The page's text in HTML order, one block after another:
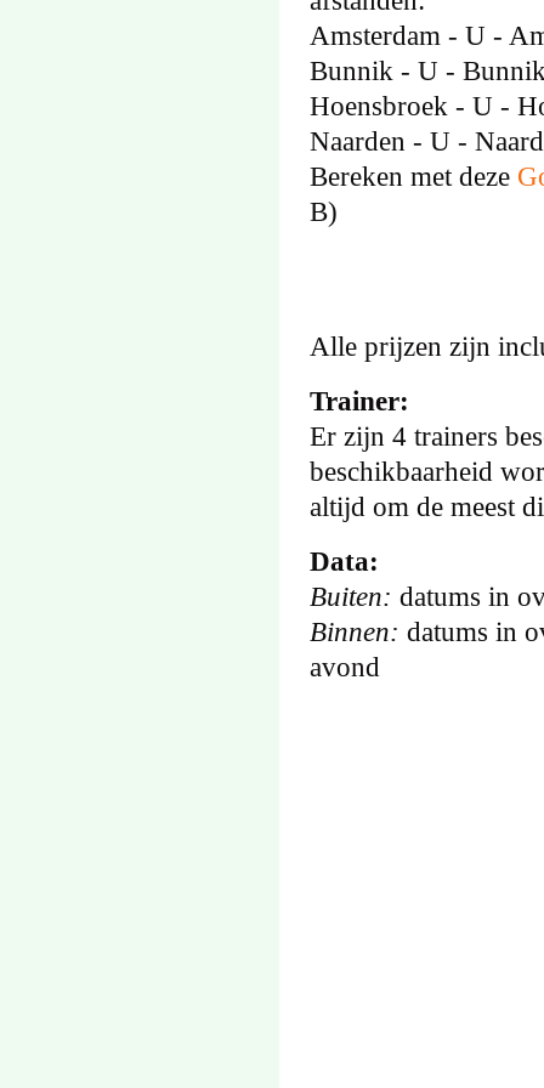
Amsterdam - U -
Bunnik - U -
Hoensbroek - U -
Naarden - U -
Bereken met deze
B)
Alle prijzen zijn
Trainer:
Er zijn 4 trainers
beschikbaarheid
altijd om de meest
Data:
Buiten: datums in
Binnen: datums in
avond